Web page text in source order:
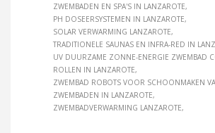
ZWEMBADEN EN SPA'S IN LANZAROTE
PH DOSEERSYSTEMEN IN LANZAROTE
SOLAR VERWARMING LANZAROTE
TRADITIONELE SAUNAS EN INFRA-RED IN
UV DUURZAME ZONNE-ENERGIE ZWEMBAD
ROLLEN IN LANZAROTE
ZWEMBAD ROBOTS VOOR SCHOONMAKEN
ZWEMBADEN IN LANZAROTE
ZWEMBADVERWARMING LANZAROTE